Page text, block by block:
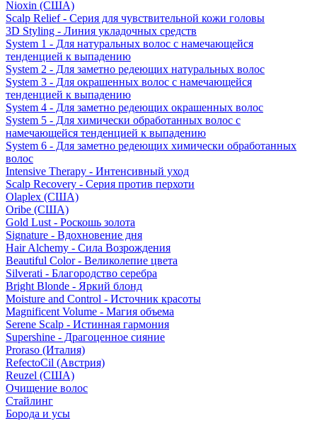
Nioxin (США)
Scalp Relief - Серия для чувствительной кожи головы
3D Styling - Линия укладочных средств
System 1 - Для натуральных волос с намечающейся
тенденцией к выпадению
System 2 - Для заметно редеющих натуральных волос
System 3 - Для окрашенных волос с намечающейся
тенденцией к выпадению
System 4 - Для заметно редеющих окрашенных волос
System 5 - Для химически обработанных волос с
намечающейся тенденцией к выпадению
System 6 - Для заметно редеющих химически обработанных
волос
Intensive Therapy - Интенсивный уход
Scalp Recovery - Серия против перхоти
Olaplex (США)
Oribe (США)
Gold Lust - Роскошь золота
Signature - Вдохновение дня
Hair Alchemy - Сила Возрождения
Beautiful Color - Великолепие цвета
Silverati - Благородство серебра
Bright Blonde - Яркий блонд
Moisture and Control - Источник красоты
Magnificent Volume - Магия объема
Serene Scalp - Истинная гармония
Supershine - Драгоценное сияние
Proraso (Италия)
RefectoCil (Австрия)
Reuzel (США)
Очищение волос
Стайлинг
Борода и усы